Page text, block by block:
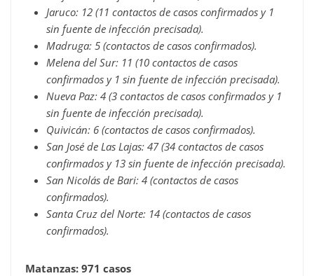
Jaruco: 12 (11 contactos de casos confirmados y 1
sin fuente de infección precisada).
Madruga: 5 (contactos de casos confirmados).
Melena del Sur: 11 (10 contactos de casos
confirmados y 1 sin fuente de infección precisada).
Nueva Paz: 4 (3 contactos de casos confirmados y 1
sin fuente de infección precisada).
Quivicán: 6 (contactos de casos confirmados).
San José de Las Lajas: 47 (34 contactos de casos
confirmados y 13 sin fuente de infección precisada).
San Nicolás de Bari: 4 (contactos de casos
confirmados).
Santa Cruz del Norte: 14 (contactos de casos
confirmados).
Matanzas: 971 casos